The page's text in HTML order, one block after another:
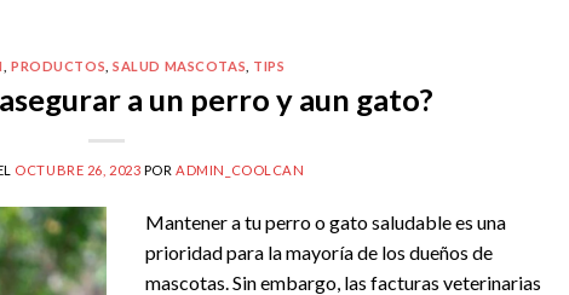
,PRODUCTOS ,SALUD MASCOTAS TIPS
a un perro y aun gato?
OCTUBRE 26, 2023 PORADMIN_COOLCAN
Mantener a tu perro o gato saludable es una
prioridad para la mayoría de los dueños de
mascotas. Sin embargo, las facturas veterinarias